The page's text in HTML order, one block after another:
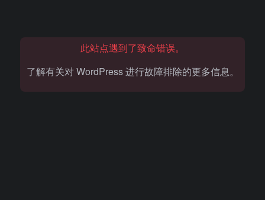
此站点遇到了致命错误。
了解有关对 WordPress 进行故障排除的更多信息。